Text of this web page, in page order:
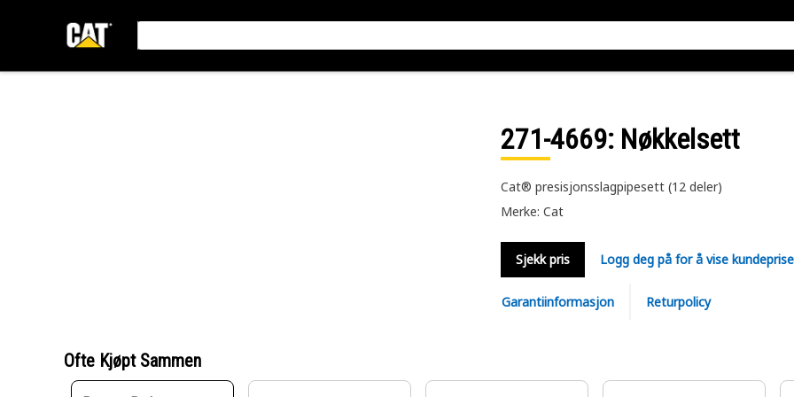
271-4669: Nøkkelsett
Cat® presisjonsslagpipesett (12 deler)
Merke: Cat
Sjekk pris Logg deg på for å vise
Garantiinformasjon Returpolicy
Ofte Kjøpt Sammen